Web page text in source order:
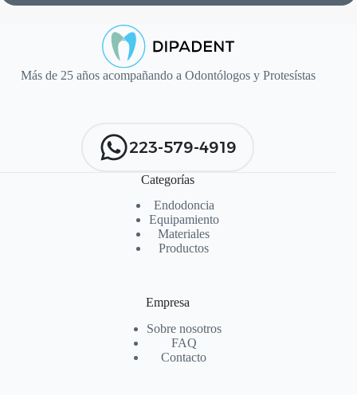
Más de 25 años acompañando a Odontólogos y Protesístas
223-579-4919
Categorías
Endodoncia
Equipamiento
Materiales
Productos
Empresa
Sobre nosotros
FAQ
Contacto